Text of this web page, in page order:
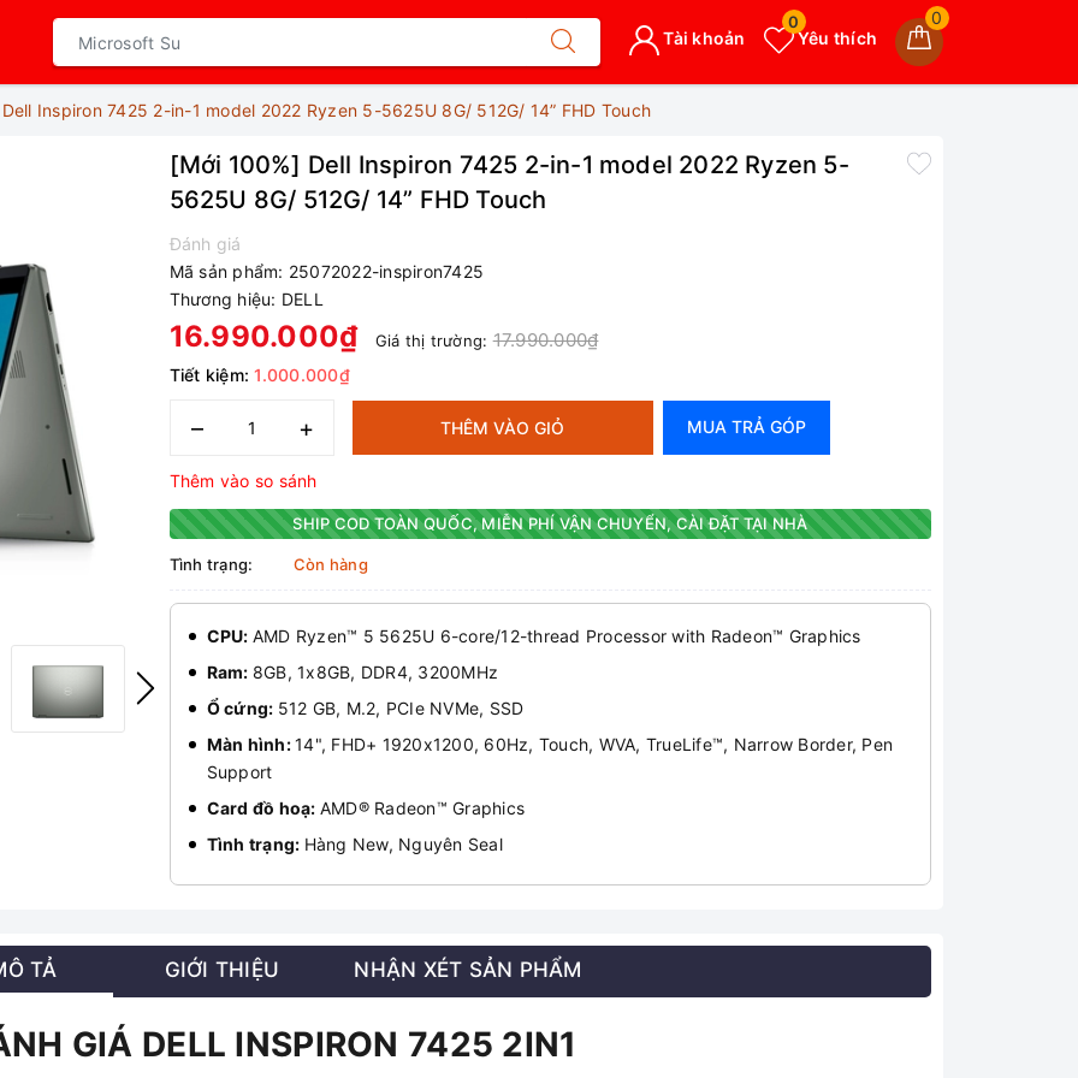
0
Yêu thích
0
Tài khoản
Inspiron 7425 2-in-1 model 2022 Ryzen 5-5625U 8G/ 512G/ 14” FHD Touch
[Mới 100%] Dell Inspiron 7425 2-in-1 model 2022 Ryzen 5-
5625U 8G/ 512G/ 14” FHD Touch
Đánh giá
Mã sản phẩm: 25072022-inspiron7425
Thương hiệu: DELL
16.990.000₫ Giá thị trường:17.990.000₫
Tiết kiệm:1.000.000₫
– + THÊM VÀO GIỎ MUA TRẢ GÓP
Thêm vào so sánh
SHIP COD TOÀN QUỐC, MIỄN PHÍ VẬN CHUYỂN, CÀI ĐẶT TẠI NHÀ
Tình trạng: Còn hàng
CPU: AMD Ryzen™ 5 5625U 6-core/12-thread Processor with Radeon™ Graphics
Ram: 8GB, 1x8GB, DDR4, 3200MHz
Ổ cứng: 512 GB, M.2, PCIe NVMe, SSD
Màn hình:14", FHD+ 1920x1200, 60Hz, Touch, WVA, TrueLife™, Narrow Border, Pen
Support
Card đồ hoạ: AMD® Radeon™ Graphics
Tình trạng: Hàng New, Nguyên Seal
TẢ GIỚI THIỆU NHẬN XÉT SẢN PHẨM
GIÁ DELL INSPIRON 7425 2IN1